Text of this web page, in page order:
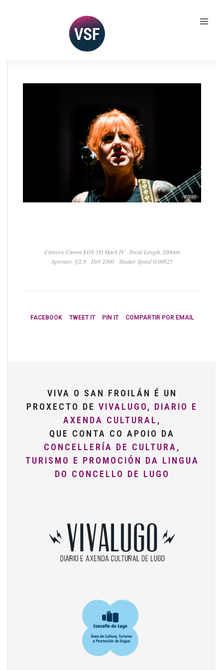
Camera Canon EOS 5D Mark IV
Focal Length 200mm
Aperture ƒ/2.8
ISO 2000 Shutter Speed 0.00625
FACEBOOK TWEET IT PIN IT COMPARTIR POR EMAIL
VIVA O SAN FROILÁN É UN
PROXECTO DE VIVALUGO, DIARIO E
AXENDA CULTURAL,
QUE CONTA CO APOIO DA
CONCELLERÍA DE CULTURA,
TURISMO E PROMOCIÓN DA LINGUA
DO CONCELLO DE LUGO